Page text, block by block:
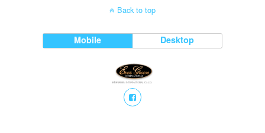
Back to top
Mobile Desktop